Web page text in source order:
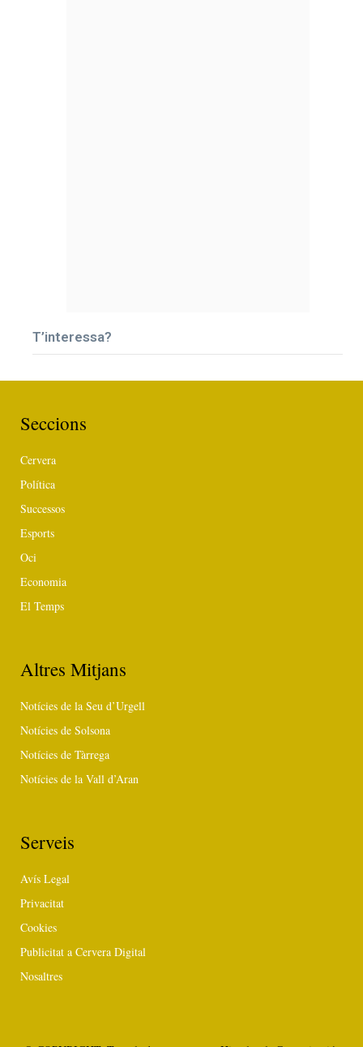
T’interessa?
Seccions
Cervera
Política
Successos
Esports
Oci
Economia
El Temps
Altres Mitjans
Notícies de la Seu d’Urgell
Notícies de Solsona
Notícies de Tàrrega
Notícies de la Vall d’Aran
Serveis
Avís Legal
Privacitat
Cookies
Publicitat a Cervera Digital
Nosaltres